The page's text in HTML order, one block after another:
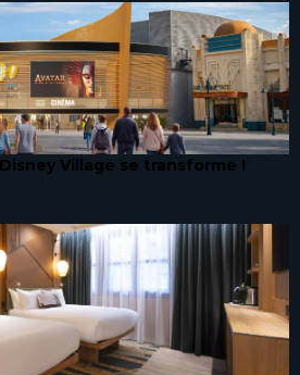
Village se transforme !